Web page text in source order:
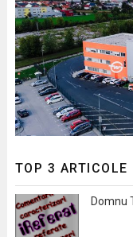
TOP 3
Domnu